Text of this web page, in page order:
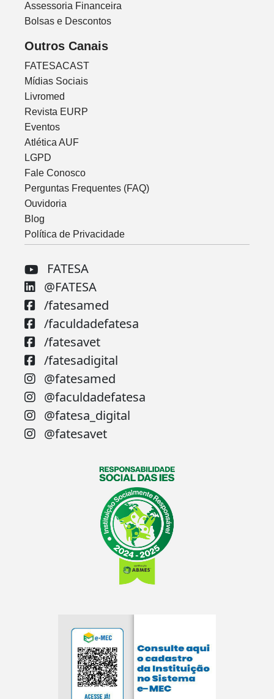
Assessoria Financeira
Bolsas e Descontos
Outros Canais
FATESACAST
Mídias Sociais
Livromed
Revista EURP
Eventos
Atlética AUF
LGPD
Fale Conosco
Perguntas Frequentes (FAQ)
Ouvidoria
Blog
Política de Privacidade
FATESA
@FATESA
/fatesamed
/faculdadefatesa
/fatesavet
/fatesadigital
@fatesamed
@faculdadefatesa
@fatesa_digital
@fatesavet